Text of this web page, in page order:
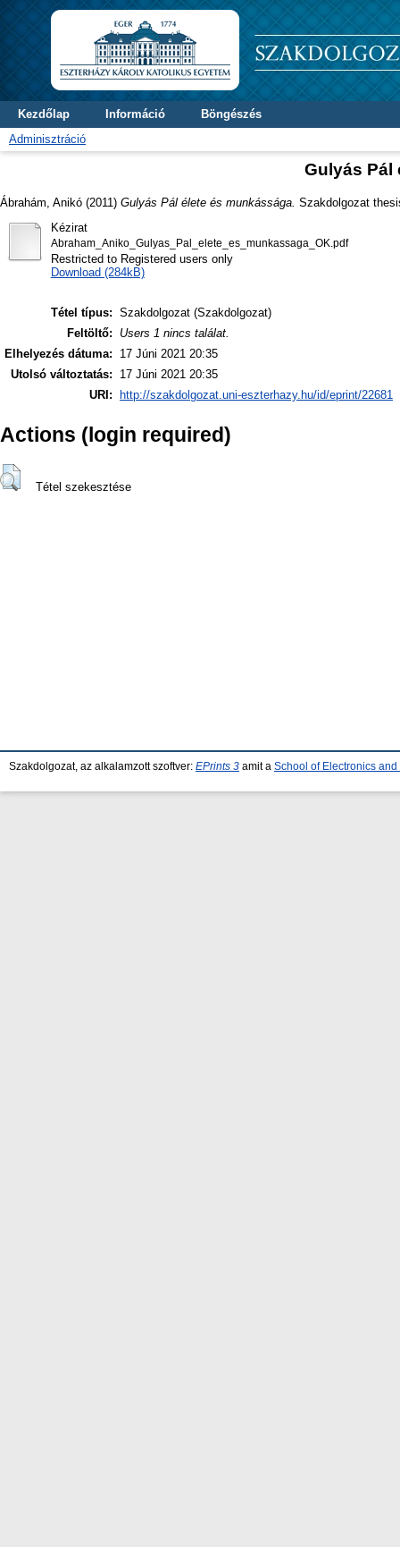
Kezdőlap Információ
Böngészés
Adminisztráció
Gulyás Pál
Ábrahám, Anikó (2011) Gulyás Pál élete és munkássága. Szakdolgozat
Kézirat
Abraham_Aniko_Gulyas_Pal_elete_es_munkassaga_OK.pdf
Restricted to Registered users only
Download (284kB)
Tétel típus: Szakdolgozat (Szakdolgozat)
Feltöltő:
Users 1 nincs találat.
Elhelyezés dátuma:
17 Júni 2021 20:35
Utolsó változtatás:
17 Júni 2021 20:35
URI:
http://szakdolgozat.uni-eszterhazy.hu/id/eprint/22681
Actions (login required)
Tétel szekesztése
Szakdolgozat, az alkalamzott szoftver: EPrints 3 amit a School of Electronics